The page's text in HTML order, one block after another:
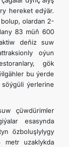
hereket edýär.
olardan 2-
83 müň 600
deňiz suw
oýun
gök
bu ýerde
ýerlerine
çüwdürimler
esasynda
özboluşlylygy
metr uzaklykda